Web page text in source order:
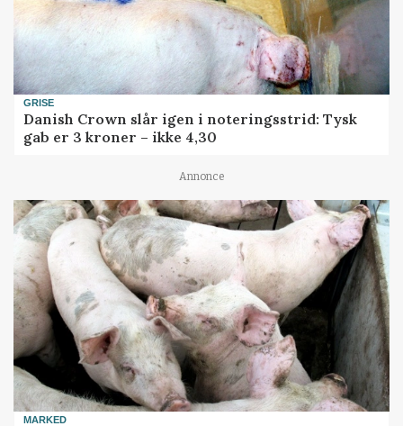
GRISE
Danish Crown slår igen i noteringsstrid: Tysk
gab er 3 kroner – ikke 4,30
Annonce
MARKED